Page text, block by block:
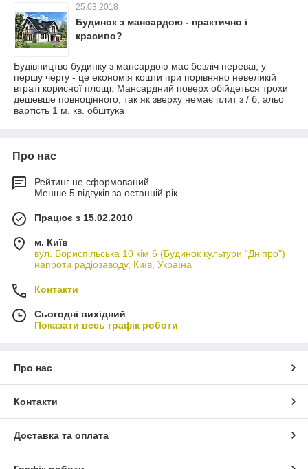
25.03.2018
Будинок з мансардою - практично і
красиво?
Будівництво будинку з мансардою має безліч переваг, у
першу чергу - це економія кошти при порівняно невеликій
втраті корисної площі. Мансардний поверх обійдеться трохи
дешевше повноцінного, так як зверху немає плит з / б, альо
вартість 1 м. кв. обштука
Про нас
Рейтинг не сформований
Менше 5 відгуків за останній рік
Працює з 15.02.2010
м. Київ
вул. Бориспільська 10 кім 6 (Будинок культури "Дніпро")
напроти радіозаводу, Київ, Україна
Контакти
Сьогодні вихідний
Показати весь графік роботи
Про нас
Контакти
Доставка та оплата